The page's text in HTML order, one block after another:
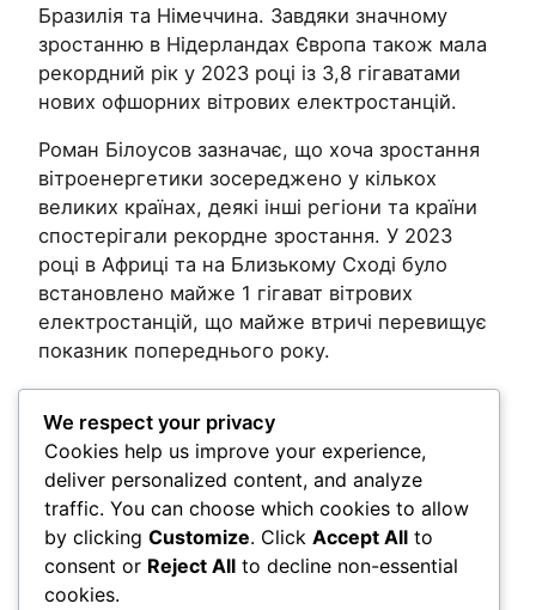
Бразилія та Німеччина. Завдяки значному
зростанню в Нідерландах Європа також мала
рекордний рік у 2023 році із 3,8 гігаватами
нових офшорних вітрових електростанцій.
Роман Білоусов зазначає, що хоча зростання
вітроенергетики зосереджено у кількох
великих країнах, деякі інші регіони та країни
спостерігали рекордне зростання. У 2023
році в Африці та на Близькому Сході було
встановлено майже 1 гігават вітрових
електростанцій, що майже втричі перевищує
показник попереднього року.
Related
Post Views: 121
Comments
We respect your privacy
Cookies help us improve your experience,
deliver personalized content, and analyze
traffic. You can choose which cookies to allow
by clicking Customize. Click Accept All to
consent or Reject All to decline non-essential
cookies.